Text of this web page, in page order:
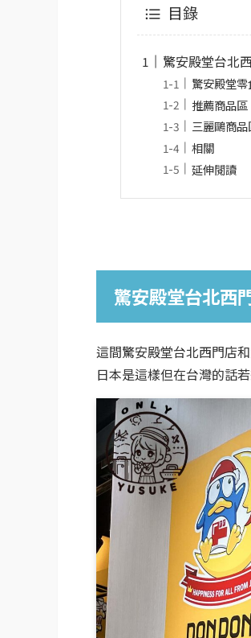
目錄
驚安殿堂台北
驚安殿堂
推薦商品區
三麗鷗商品
相關
延伸閱讀
驚安殿堂台北西
這間驚安殿堂台北西門店
日本是這樣但在台灣的話